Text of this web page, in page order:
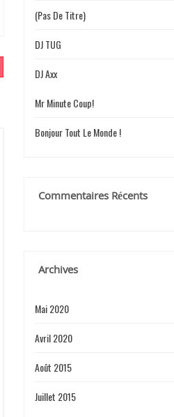
(pas De Titre)
DJ TUG
DJ Axx
Mr Minute Coup!
Bonjour Tout Le Monde !
Commentaires Récents
Archives
Mai 2020
Avril 2020
Août 2015
Juillet 2015